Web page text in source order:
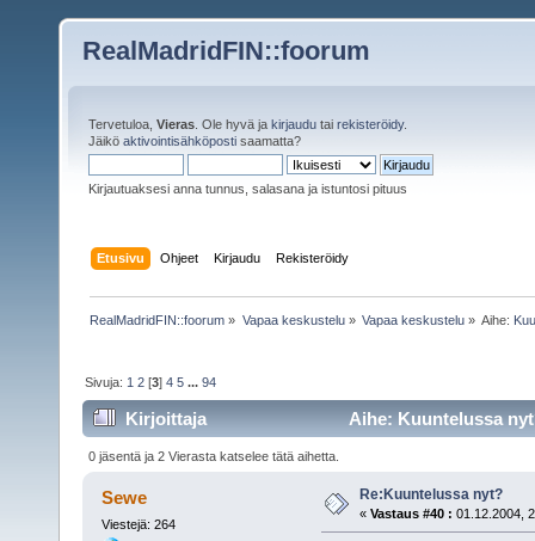
RealMadridFIN::foorum
Tervetuloa, Vieras . Ole hyvä ja kirjaudu tai rekisteröidy.
Jäikö aktivointisähköposti saamatta?
Kirjautuaksesi anna tunnus, salasana ja istuntosi pituus
Etusivu Ohjeet Kirjaudu Rekisteröidy
RealMadridFIN::foorum » Vapaa keskustelu» Vapaa keskustelu» Aihe:
Sivuja: 1 2 [3]4 5 ...94
Kirjoittaja Aihe: Kuuntelussa
0 jäsentä ja 2 Vierasta katselee tätä aihetta.
Sewe
Viestejä: 264
Re:Kuuntelussa nyt?
« Vastaus #40 : 01.12.2004,